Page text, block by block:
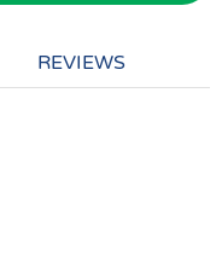
REVIEWS